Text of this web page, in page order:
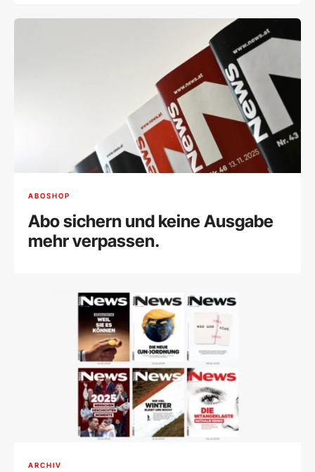
ABOSHOP
Abo sichern und keine Ausgabe
mehr verpassen.
ARCHIV